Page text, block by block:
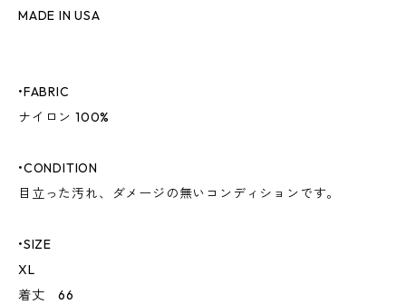
MADE IN USA
•FABRIC
ナイロン 100%
•CONDITION
目立った汚れ、ダメージの無いコンディションです。
•SIZE
XL
着丈 66